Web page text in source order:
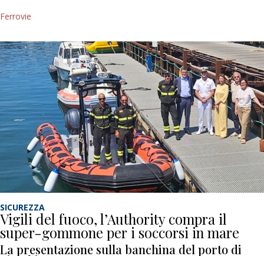
Ferrovie
SICUREZZA
Vigili del fuoco, l’Authority compra il
super-gommone per i soccorsi in mare
La presentazione sulla banchina del porto di